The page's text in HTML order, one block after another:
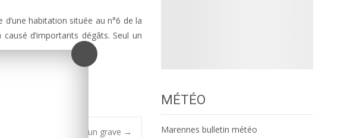
habitation située au n°6 de la
d’importants dégâts. Seul un
fait deux blessés dont un grave →
MÉTÉO
Marennes bulletin météo